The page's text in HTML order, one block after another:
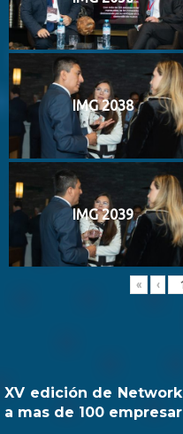
IMG 2038
IMG 2039
« ‹
XV edición de
a mas de 100